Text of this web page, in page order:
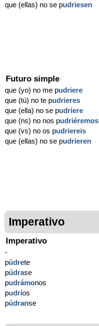
que (ellas) no se pudriesen
Futuro simple
que (yo) no me pudriere
que (tú) no te pudrieres
que (ella) no se pudriere
que (ns) no nos pudriéremos
que (vs) no os pudriereis
que (ellas) no se pudrieren
Imperativo
Imperativo
-
púdrete
púdrase
pudrámonos
pudríos
púdranse